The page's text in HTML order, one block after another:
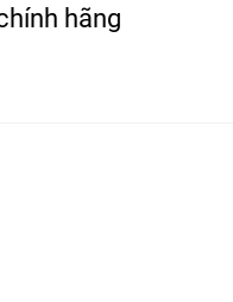
hãng